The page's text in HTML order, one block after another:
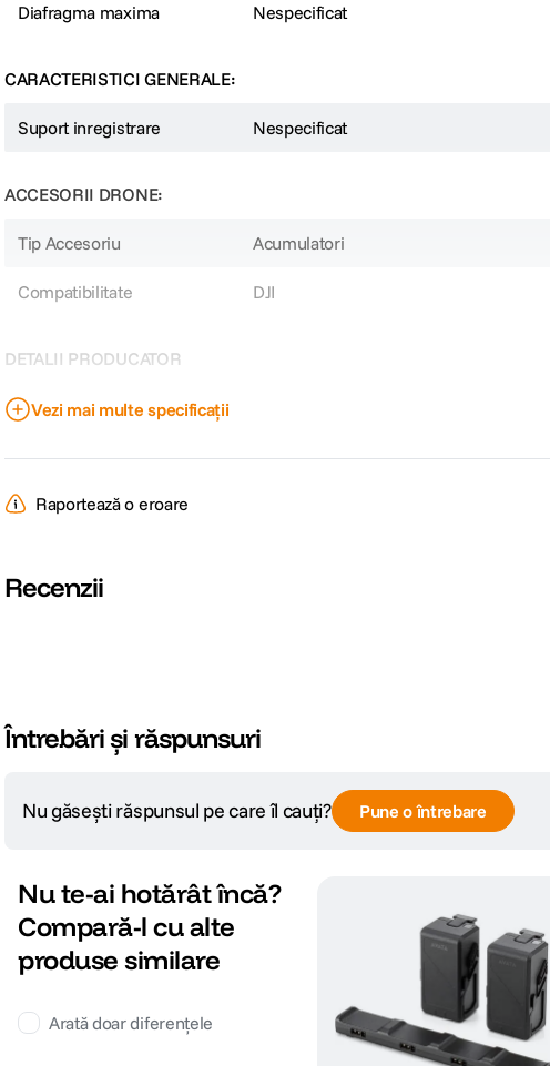
Diafragma maxima Nespecificat
CARACTERISTICI GENERALE:
Suport inregistrare Nespecificat
ACCESORII DRONE:
Tip Accesoriu Acumulatori
Compatibilitate DJI
DETALII PRODUCATOR
Cod producator
Vezi mai multe specificații
Raportează o eroare
Recenzii
Întrebări și răspunsuri
Nu găsești răspunsul pe care îl cauți? Pune o întrebare
Nu te-ai hotărât încă?
Compară-l cu alte
produse similare
Arată doar diferențele